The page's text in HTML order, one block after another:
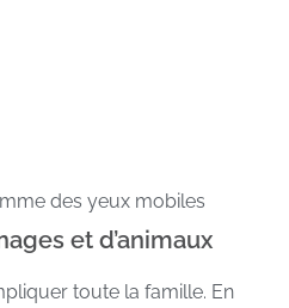
des yeux mobiles
et d’animaux
toute la famille. En